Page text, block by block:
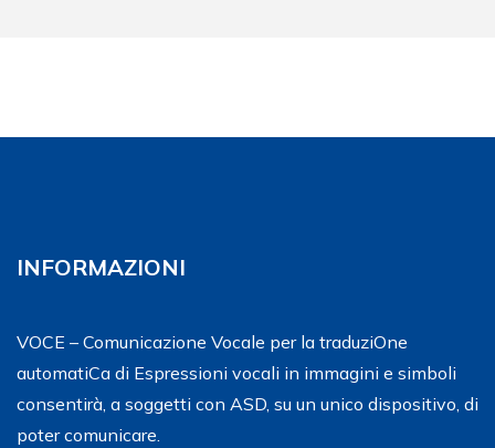
INFORMAZIONI
VOCE – Comunicazione Vocale per la traduziOne
automatiCa di Espressioni vocali in immagini e simboli
consentirà, a soggetti con ASD, su un unico dispositivo, di
poter comunicare.